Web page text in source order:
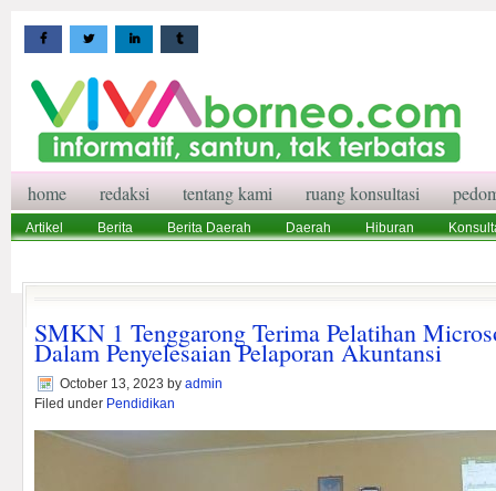
home redaksi tentang kami ruang konsultasi
Artikel Berita Berita Daerah Daerah Hiburan
SMKN 1 Tenggarong Terima Pelatihan
Dalam Penyelesaian Pelaporan Akuntansi
October 13, 2023 by admin
Filed under Pendidikan